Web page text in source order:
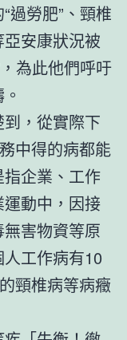
過勞肥”、頸椎
安康狀況被
為此他們呼吁
，從實際下
中得的病都能
企業、工作
動中，因接
害物資等原
工作病有10
頸椎病等病癥